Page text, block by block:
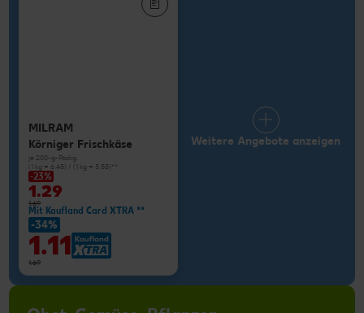
MILRAM
Körniger Frischkäse
je 200-g-Packg.
(1 kg = 6.45) / (1 kg = 5.55)**
-23%
1.29
1.69
Mit Kaufland Card XTRA **
-34%
1.11
1.69
Weitere Angebote anzeigen